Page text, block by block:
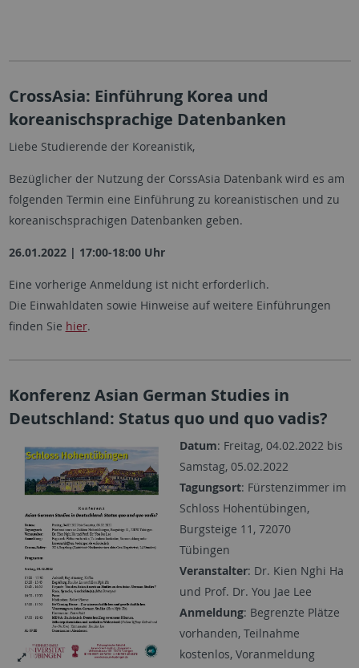
CrossAsia: Einführung Korea und
koreanischsprachige Datenbanken
Liebe Studierende der Koreanistik,
Bezüglicher der Nutzung der CorssAsia Datenbank wird es am
folgenden Termin eine Einführung zu koreanistischen und zu
koreanischsprachigen Datenbanken geben.
26.01.2022 | 17:00-18:00 Uhr
Eine vorherige Anmeldung ist nicht erforderlich.
Die Einwahldaten sowie Hinweise auf weitere Einführungen
finden Sie hier.
Konferenz Asian German Studies in
Deutschland: Status quo und quo vadis?
Datum: Freitag, 04.02.2022 bis
Samstag, 05.02.2022
Tagungsort: Fürstenzimmer im
Schloss Hohentübingen,
Burgsteige 11, 72070
Tübingen
Veranstalter: Dr. Kien Nghi Ha
und Prof. Dr. You Jae Lee
Anmeldung: Begrenzte Plätze
vorhanden, Teilnahme
kostenlos, Voranmeldung